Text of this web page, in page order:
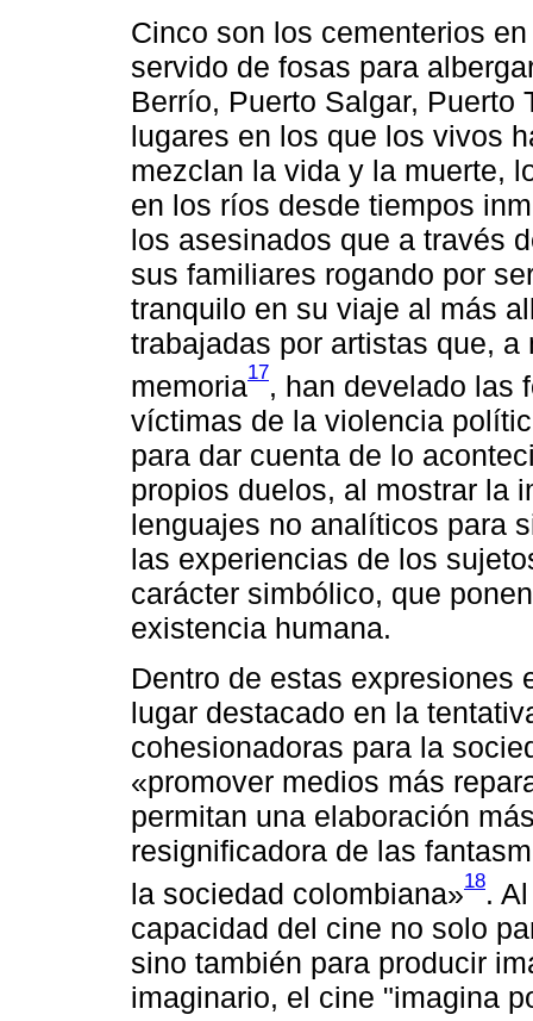
Cinco son los cementerios
servido de fosas para
Berrío, Puerto Salgar, Puerto
lugares en los que los vivos
mezclan la vida y la muerte,
en los ríos desde tiempos
los asesinados que a través
sus familiares rogando por
tranquilo en su viaje al más
trabajadas por artistas que,
memoria17, han develado las
víctimas de la violencia
para dar cuenta de lo
propios duelos, al mostrar la
lenguajes no analíticos para
las experiencias de los
carácter simbólico, que
existencia humana.
Dentro de estas expresiones
lugar destacado en la
cohesionadoras para la
«promover medios más
permitan una elaboración
resignificadora de las
la sociedad colombiana»18.
capacidad del cine no solo
sino también para producir
imaginario, el cine "imagina